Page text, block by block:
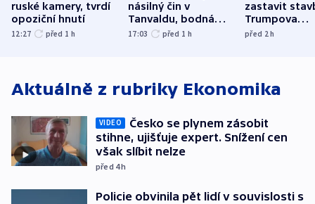
ruské kamery, tvrdí
opoziční hnutí
12:27 před 1 h
násilný čin v
Tanvaldu, bodná
zranění při něm
17:03 před 1 h
zastavit
Trumpova
tanečního
před 2h
Aktuálně z rubriky Ekonomika
VIDEO
Česko se plynem zásobit
stihne, ujišťuje expert. Snížení cen
však slíbit nelze
před 4h
Policie obvinila pět lidí v souvislosti s